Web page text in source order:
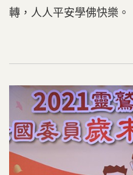
轉，人人平安學佛快樂。